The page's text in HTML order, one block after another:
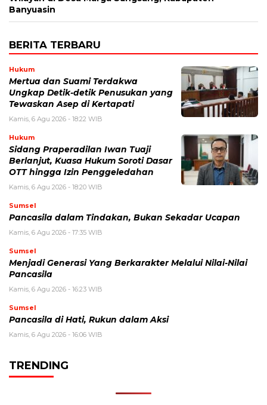
Banyuasin
BERITA TERBARU
Hukum
Mertua dan Suami Terdakwa
Ungkap Detik-detik Penusukan yang
Tewaskan Asep di Kertapati
Kamis, 6 Agu 2026 - 18:22 WIB
Hukum
Sidang Praperadilan Iwan Tuaji
Berlanjut, Kuasa Hukum Soroti Dasar
OTT hingga Izin Penggeledahan
Kamis, 6 Agu 2026 - 18:20 WIB
Sumsel
Pancasila dalam Tindakan, Bukan Sekadar Ucapan
Kamis, 6 Agu 2026 - 17:35 WIB
Sumsel
Menjadi Generasi Yang Berkarakter Melalui Nilai-Nilai
Pancasila
Kamis, 6 Agu 2026 - 16:23 WIB
Sumsel
Pancasila di Hati, Rukun dalam Aksi
Kamis, 6 Agu 2026 - 16:06 WIB
TRENDING